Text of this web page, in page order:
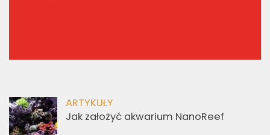
ARTYKUŁY
Jak założyć akwarium NanoReef